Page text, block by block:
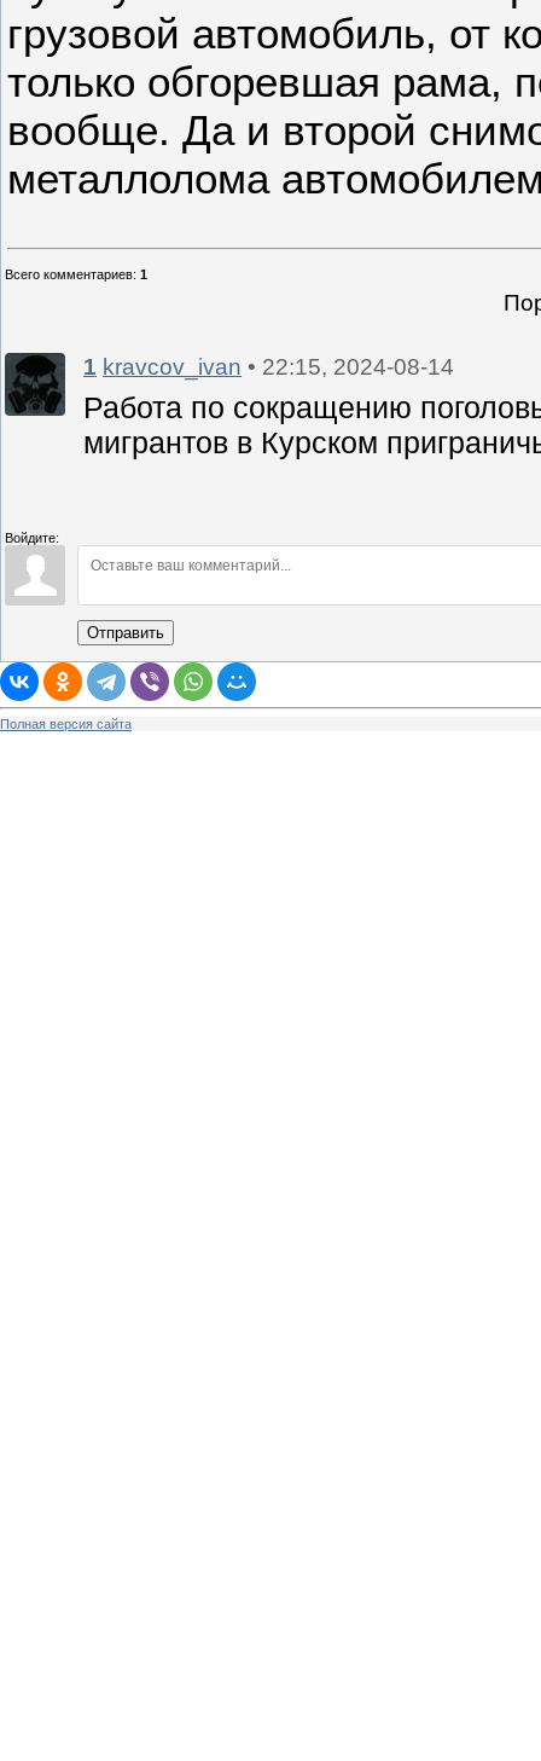
грузовой автомобиль, от
только обгоревшая рама,
вообще. Да и второй
металлолома
Всего комментариев: 1
1 kravcov_ivan • 22:15, 2024-08-14
Работа по сокращению
мигрантов в Курском
Войдите:
Отправить
Полная версия сайта